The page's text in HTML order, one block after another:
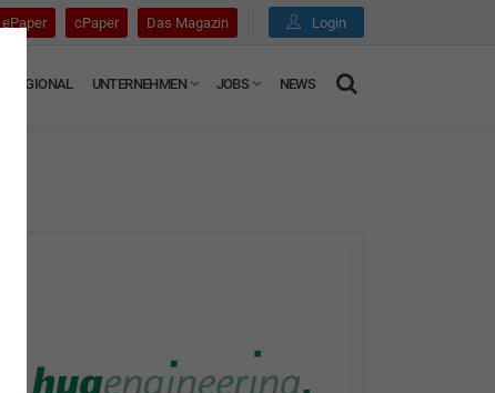
ePaper cPaper Das Magazin Login
REGIONAL UNTERNEHMEN JOBS NEWS